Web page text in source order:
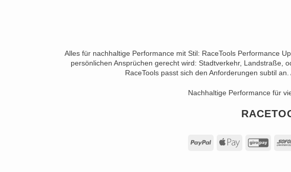
Alles für nachhaltige Performance mit Stil: RaceTools Performance
persönlichen Ansprüchen gerecht wird: Stadtverkehr, Landstraße,
RaceTools passt sich den Anforderungen subtil
Nachhaltige Performance für
PayPal Apple